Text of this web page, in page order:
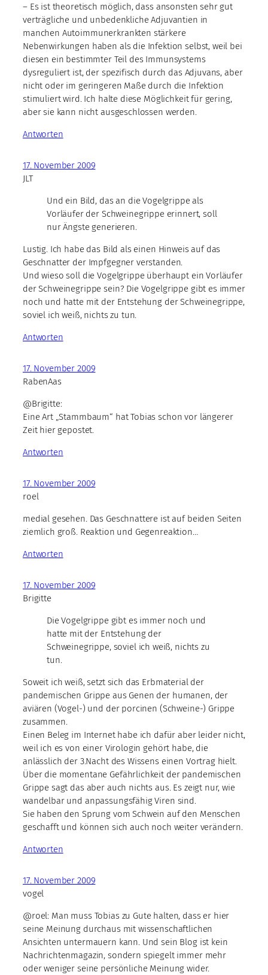
– Es ist theoretisch möglich, dass ansonsten sehr gut
verträgliche und unbedenkliche Adjuvantien in
manchen Autoimmunerkrankten stärkere
Nebenwirkungen haben als die Infektion selbst, weil bei
diesen ein bestimmter Teil des Immunsystems
dysreguliert ist, der spezifisch durch das Adjuvans, aber
nicht oder im geringeren Maße durch die Infektion
stimuliert wird. Ich halte diese Möglichkeit für gering,
aber sie kann nicht ausgeschlossen werden.
Antworten
17. November 2009
JLT
Und ein Bild, das an die Vogelgrippe als
Vorläufer der Schweinegrippe erinnert, soll
nur Ängste generieren.
Lustig. Ich habe das Bild als einen Hinweis auf das
Geschnatter der Impfgegner verstanden.
Und wieso soll die Vogelgrippe überhaupt ein Vorläufer
der Schweinegrippe sein? Die Vogelgrippe gibt es immer
noch und hatte mit der Entstehung der Schweinegrippe,
soviel ich weiß, nichts zu tun.
Antworten
17. November 2009
RabenAas
@Brigitte:
Eine Art „Stammbaum“ hat Tobias schon vor längerer
Zeit hier gepostet.
Antworten
17. November 2009
roel
medial gesehen. Das Geschnattere ist auf beiden Seiten
ziemlich groß. Reaktion und Gegenreaktion…
Antworten
17. November 2009
Brigitte
Die Vogelgrippe gibt es immer noch und
hatte mit der Entstehung der
Schweinegrippe, soviel ich weiß, nichts zu
tun.
Soweit ich weiß, setzt sich das Erbmaterial der
pandemischen Grippe aus Genen der humanen, der
aviären (Vogel-) und der porcinen (Schweine-) Grippe
zusammen.
Einen Beleg im Internet habe ich dafür aber leider nicht,
weil ich es von einer Virologin gehört habe, die
anlässlich der 3.Nacht des Wissens einen Vortrag hielt.
Über die momentane Gefährlichkeit der pandemischen
Grippe sagt das aber auch nichts aus. Es zeigt nur, wie
wandelbar und anpassungsfähig Viren sind.
Sie haben den Sprung vom Schwein auf den Menschen
geschafft und können sich auch noch weiter verändern.
Antworten
17. November 2009
vogel
@roel: Man muss Tobias zu Gute halten, dass er hier
seine Meinung durchaus mit wissenschaftlichen
Ansichten untermauern kann. Und sein Blog ist kein
Nachrichtenmagazin, sondern spiegelt immer mehr
oder weniger seine persönliche Meinung wider.